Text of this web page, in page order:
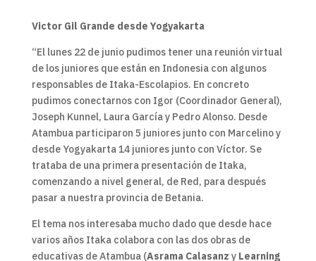
Victor Gil Grande desde Yogyakarta
“El lunes 22 de junio pudimos tener una reunión virtual
de los juniores que están en Indonesia con algunos
responsables de Itaka-Escolapios. En concreto
pudimos conectarnos con Igor (Coordinador General),
Joseph Kunnel, Laura García y Pedro Alonso. Desde
Atambua participaron 5 juniores junto con Marcelino y
desde Yogyakarta 14 juniores junto con Víctor. Se
trataba de una primera presentación de Itaka,
comenzando a nivel general, de Red, para después
pasar a nuestra provincia de Betania.
El tema nos interesaba mucho dado que desde hace
varios años Itaka colabora con las dos obras de
educativas de Atambua (Asrama Calasanz y Learning